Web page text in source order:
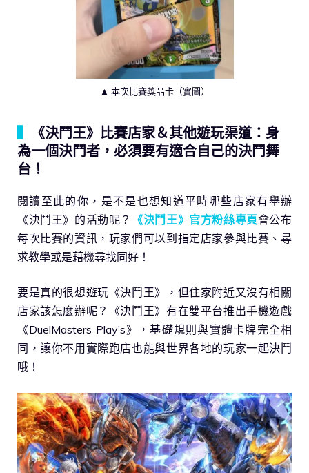
▲ 本次比賽獎品卡（實圖）
《決鬥王》比賽店家＆其他遊玩渠道：身
為一個決鬥者，必須要有適合自己的決鬥舞
台！
閱讀至此的你，是不是也想知道平時哪些店家有舉辦
《決鬥王》的活動呢？
《決鬥王》官方粉絲專頁會公布
每次比賽的資訊，玩家們可以到指定店家參與比賽、尋
求教學或是藉機尋找同好！
要是真的很想遊玩《決鬥王》，但住家附近又沒有相關
店家該怎麼辦呢？《決鬥王》有在雙平台推出手機遊戲
《DuelMasters Play’s》，基礎規則與實體卡牌完全相
同，讓你不用實際跑店也能與世界各地的玩家一起決鬥
哦！